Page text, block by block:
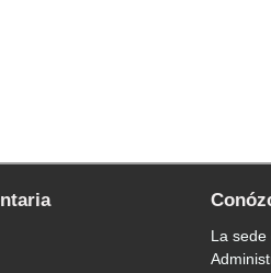
La sede